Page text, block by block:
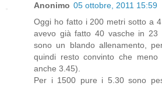
Anonimo 05 ottobre, 2011 15:59
Oggi ho fatto i 200 metri sotto a
avevo già fatto 40 vasche in 23
sono un blando allenamento,
quindi resto convinto che meno
anche 3.45).
Per i 1500 pure i 5.30 sono